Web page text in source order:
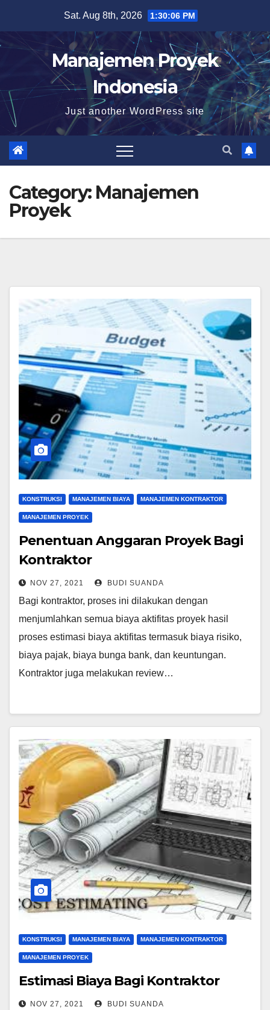
content
Sat. Aug 8th, 2026 1:30:07 PM
Manajemen Proyek
Indonesia
Just another WordPress site
Category: Manajemen
Proyek
KONSTRUKSI MANAJEMEN BIAYA MANAJEMEN KONTRAKTOR
MANAJEMEN PROYEK
Penentuan Anggaran Proyek Bagi
Kontraktor
NOV 27, 2021 BUDI SUANDA
Bagi kontraktor, proses ini dilakukan dengan
menjumlahkan semua biaya aktifitas proyek hasil
proses estimasi biaya aktifitas termasuk biaya risiko,
biaya pajak, biaya bunga bank, dan keuntungan.
Kontraktor juga melakukan review…
KONSTRUKSI MANAJEMEN BIAYA MANAJEMEN KONTRAKTOR
MANAJEMEN PROYEK
Estimasi Biaya Bagi Kontraktor
NOV 27, 2021 BUDI SUANDA